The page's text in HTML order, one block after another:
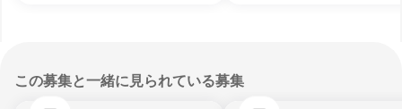
この募集と一緒に見られている募集